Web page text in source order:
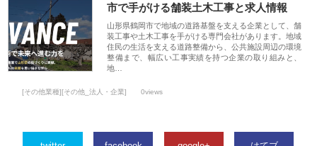
市で手がける舗装土木工事と求人情報
山形県鶴岡市で地域の道路基盤を支える企業として、舗
装工事や土木工事を手がける専門会社があります。地域
住民の生活を支える道路整備から、公共施設周辺の環境
整備まで、幅広い工事実績を持つ企業の取り組みと、
地…
[その他業種][その他_法人・企業] 0views